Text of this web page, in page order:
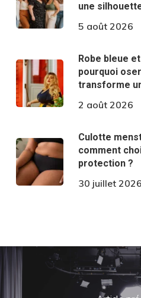
une
5 août 2026
Robe bleue
pourquoi
transforme
2 août 2026
Culotte
comment
protection ?
30 juillet 2026